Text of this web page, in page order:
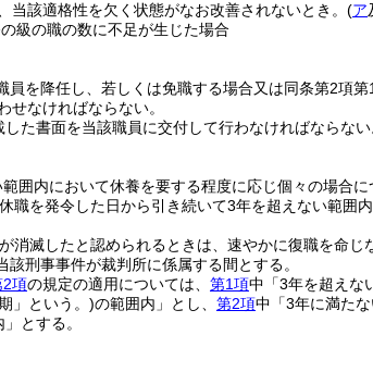
該適格性を欠く状態がなお改善されないとき。 (ア
級の職の数に不足が生じた場合
を降任し、若しくは免職する場合又は同条第2項
なければならない。
た書面を当該職員に交付して行わなければならない
囲内において休養を要する程度に応じ個々の場合に
職を発令した日から引き続いて3年を超えない範囲
滅したと認められるときは、速やかに復職を命じ
刑事事件が裁判所に係属する間とする。
2項の規定の適用については、 第1項中「3年を超えな
」という。)の範囲内」とし、 第2項中「3年に満た
とする。